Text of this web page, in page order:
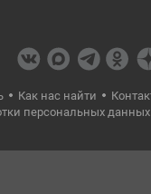
Как нас найти
персональных данных